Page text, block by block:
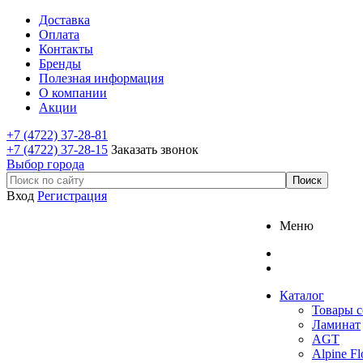
Доставка
Оплата
Контакты
Бренды
Полезная информация
О компании
Акции
+7 (4722) 37-28-81
+7 (4722) 37-28-15 Заказать звонок
Выбор города
Вход Регистрация
Меню
Каталог
Товары
Ламинат
AGT
Alpine